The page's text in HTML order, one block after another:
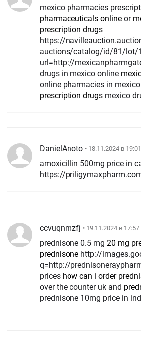
mexico pharmacies
pharmaceuticals online or
prescription drugs
https://
auctions/catalog/id/81/lot/
url=http://
drugs in mexico online
online pharmacies in
prescription drugs mexico
DanielAnoto • 18.11.2024 в 19:01
amoxicillin 500mg price in
https://
ccvuqnmzfj • 19.11.2024 в 17:57
prednisone 0.5 mg 20 mg
prednisone
q=http://
prices how can i order
over the counter uk and
prednisone 10mg price in